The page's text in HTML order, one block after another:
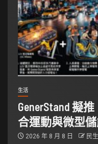
生活
GenerStand 擬
合運動與微型
2026 年 8 月 8 日 民